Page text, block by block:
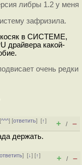
либры 1.2 у меня
зафризила.
в СИСТЕМЕ,
драйвера какой-
очень редки
^^^] [ответить][↑]
+ / –
держать.
ответить][↓] [↑]
+ / –